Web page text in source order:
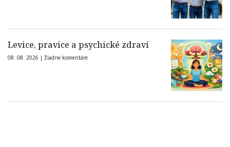
Levice, pravice a psychické zdraví
08. 08. 2026 | Žiadne komentáre